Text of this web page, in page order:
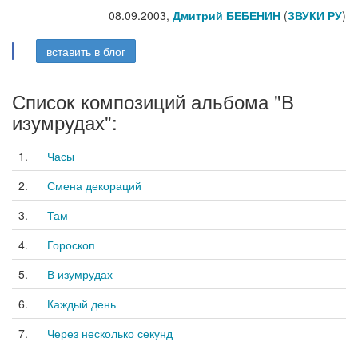
08.09.2003, Дмитрий БЕБЕНИН (ЗВУКИ РУ)
вставить в блог
Список композиций альбома "В
изумрудах":
1.
Часы
2.
Смена декораций
3.
Там
4.
Гороскоп
5.
В изумрудах
6.
Каждый день
7.
Через несколько секунд